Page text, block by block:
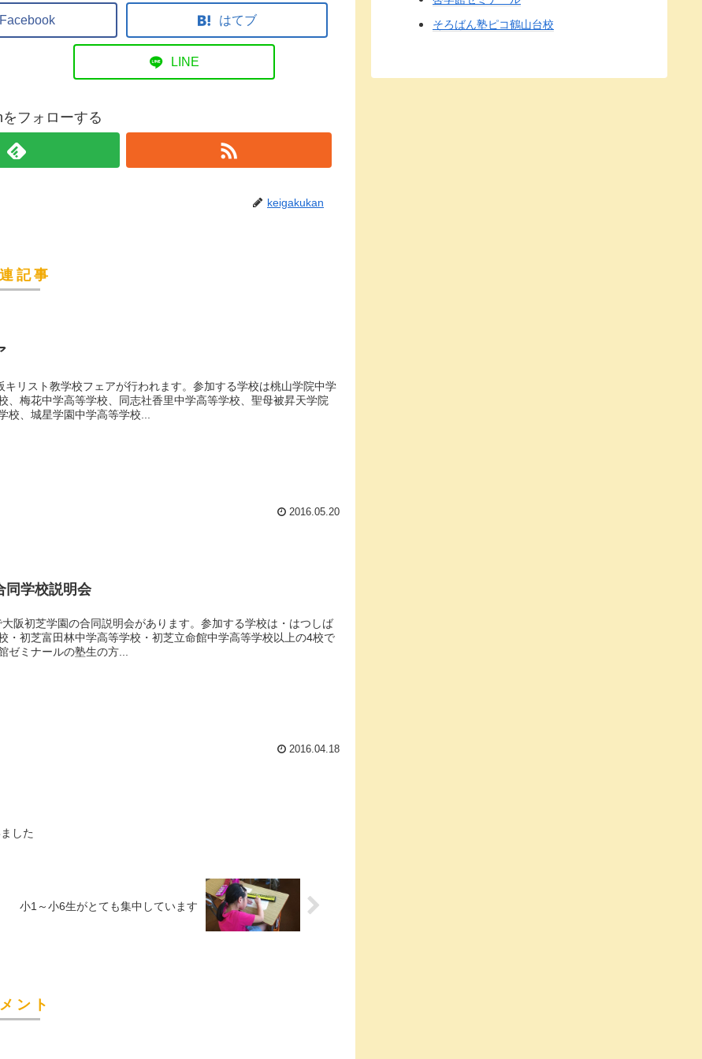
Facebook はてブ
LINE
フォローする
keigakukan
記事
リスト教学校フェアが行われます。参加する学校は桃山学院中学
、梅花中学高等学校、同志社香里中学高等学校、聖母被昇天学院
校、城星学園中学高等学校...
2016.05.20
学校説明会
阪初芝学園の合同説明会があります。参加する学校は・はつしば
・初芝富田林中学高等学校・初芝立命館中学高等学校以上の4校で
ゼミナールの塾生の方...
2016.04.18
した
小1～小6生がとても集中しています
ント
そろばん塾ピコ鶴山台校